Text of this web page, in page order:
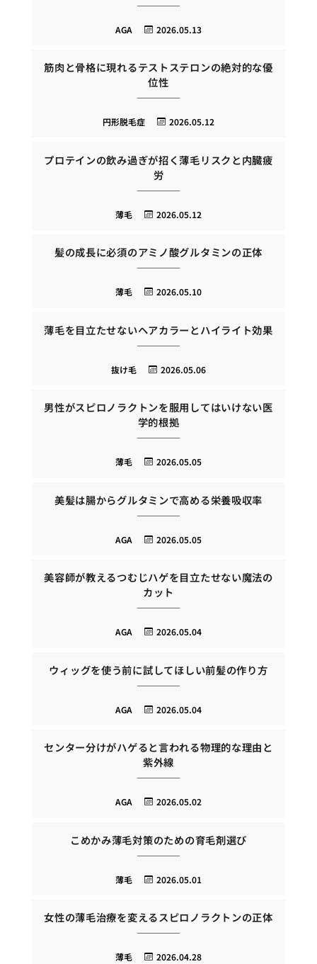
2026.05.13
AGA
筋肉と骨格に現れるテストステロンの絶対的な優
位性
2026.05.12
円形脱毛症
プロテインの飲み過ぎが招く薄毛リスクと内臓疲
労
2026.05.12
薄毛
髪の成長に必須のアミノ酸グルタミンの正体
2026.05.10
薄毛
薄毛を目立たせないヘアカラーとハイライト効果
2026.05.06
抜け毛
男性がスピロノラクトンを服用してはいけない医
学的根拠
2026.05.05
薄毛
美髪は腸からグルタミンで高める栄養吸収率
2026.05.05
AGA
美容師が教えるつむじハゲを目立たせない魔法の
カット
2026.05.04
AGA
ウィッグを使う前に試してほしい前髪の作り方
2026.05.04
AGA
センター分けがハゲると言われる物理的な理由と
紫外線
2026.05.02
AGA
こめかみ薄毛対策のための育毛剤選び
2026.05.01
薄毛
女性の薄毛治療を変えるスピロノラクトンの正体
2026.04.28
薄毛